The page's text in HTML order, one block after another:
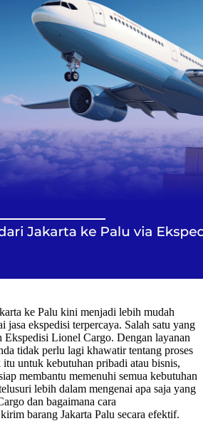
ke Palu kini menjadi lebih mudah
jasa ekspedisi terpercaya. Salah satu yang
Ekspedisi Lionel Cargo. Dengan layanan
tidak perlu lagi khawatir tentang proses
untuk kebutuhan pribadi atau bisnis,
membantu memenuhi semua kebutuhan
lebih dalam mengenai apa saja yang
dan bagaimana cara
barang Jakarta Palu secara efektif.